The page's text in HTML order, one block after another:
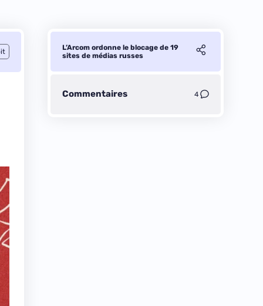
L’Arcom ordonne le blocage de 19
sites de médias russes
Commentaires 4